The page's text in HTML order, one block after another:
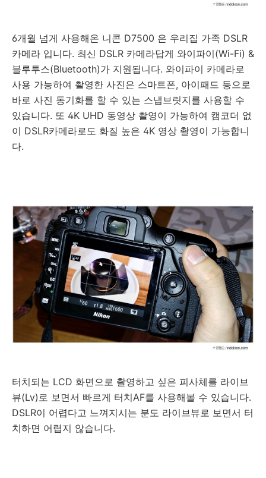
6개월 넘게 사용해온 니콘 D7500 은 우리집 가족 DSLR
카메라 입니다. 최신 DSLR 카메라답게 와이파이(Wi-Fi) &
블루투스(Bluetooth)가 지원됩니다. 와이파이 카메라로
사용 가능하여 촬영한 사진은 스마트폰, 아이패드 등으로
바로 사진 동기화를 할 수 있는 스냅브릿지를 사용할 수
있습니다. 또 4K UHD 동영상 촬영이 가능하여 캠코더 없
이 DSLR카메라로도 화질 높은 4K 영상 촬영이 가능합니
다.
터치되는 LCD 화면으로 촬영하고 싶은 피사체를 라이브
뷰(Lv)로 보면서 빠르게 터치AF를 사용해볼 수 있습니다.
DSLR이 어렵다고 느껴지시는 분도 라이브뷰로 보면서 터
치하면 어렵지 않습니다.